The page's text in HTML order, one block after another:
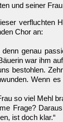
und seiner
verfluchten
Chor an:
genau
war ihm
bestohlen.
Wenn
so viel Mehl
Frage?
ist doch klar.“